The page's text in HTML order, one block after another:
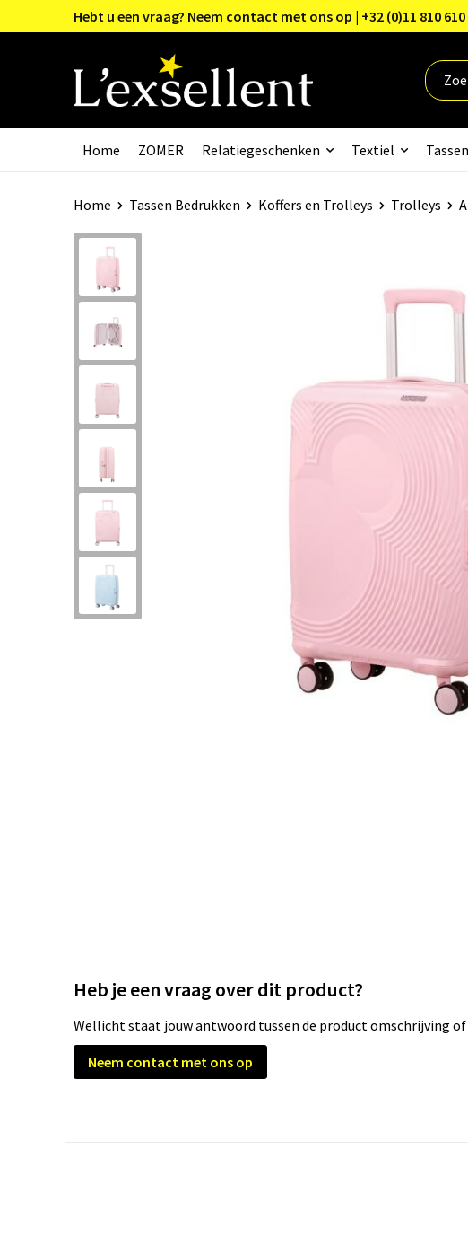
Hebt u een vraag? Neem contact met ons op | +32 (0)11 810
Home ZOMER Relatiegeschenken Textiel Tassen
Home Tassen Bedrukken Koffers en Trolleys Trolleys
Heb je een vraag over dit product?
Wellicht staat jouw antwoord tussen de product omschrijving
Neem contact met ons op